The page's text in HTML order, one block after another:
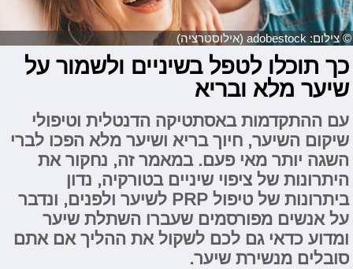
© צילום: adobestock (אילוסטרציה)
כך תוכלו לטפל בשיניים ולשמור על
שיער מלא ובריא
עם ההתקדמות באסתטיקה הדנטלית וטיפולי
שיקום השיער, חיוך בריא ושיער מלא הפכו לברי
השגה יותר מאי פעם. במאמר זה, נחקור את
היתרונות של ציפוי שיניים בטורקיה, נדון
ביתרונות של טיפול PRP לשיער ולפנים, ונדבר
על אנשים מפורסמים שעברו השתלת שיער
ומדוע כדאי גם לכם לשקול את ההליך אם אתם
סובלים מנשירת שיער.